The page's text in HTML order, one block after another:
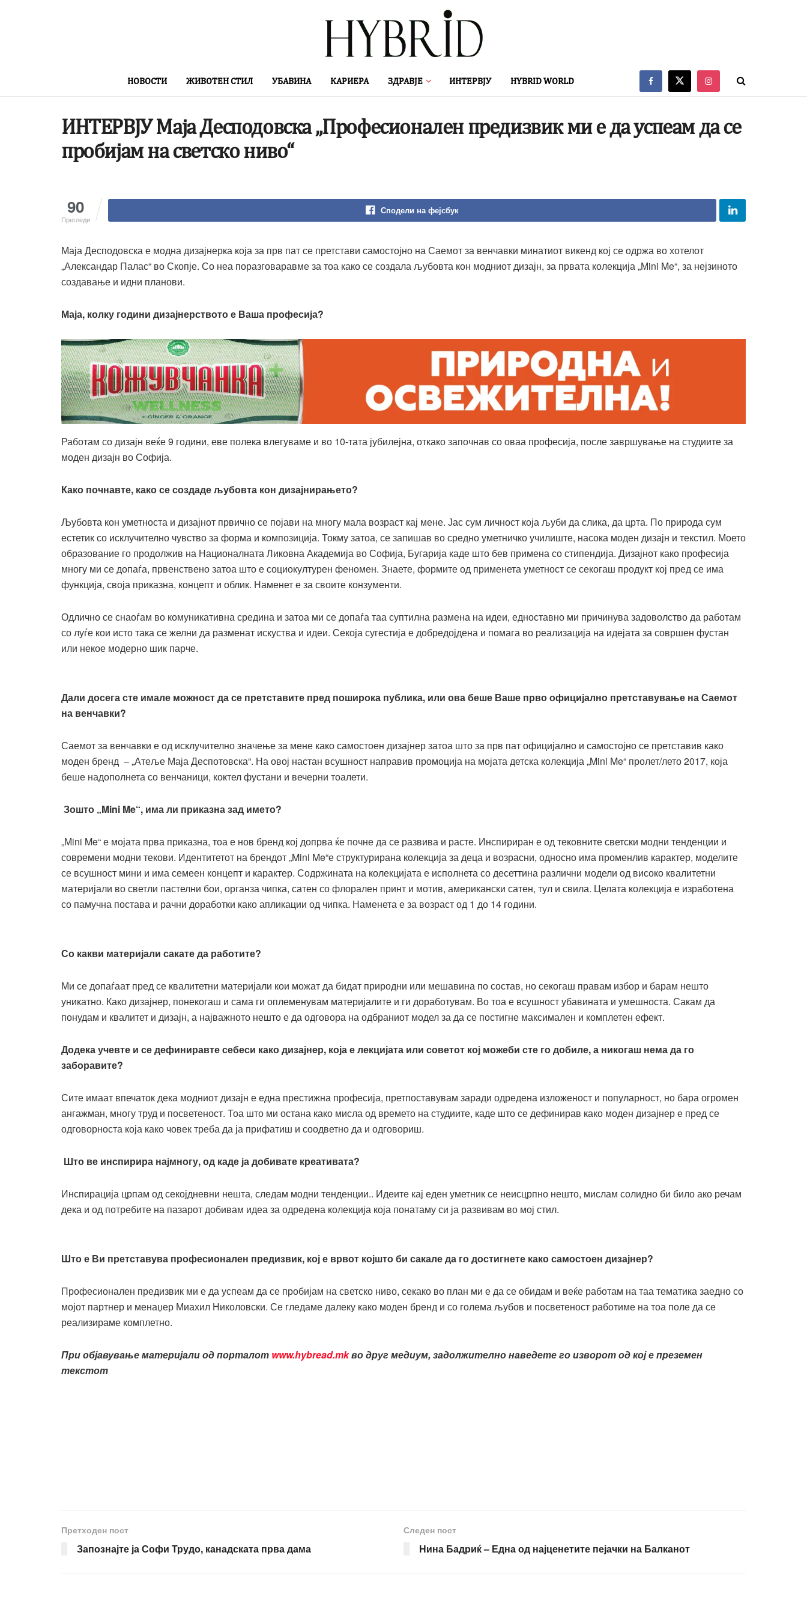
НОВОСТИ ЖИВОТЕН СТИЛ УБАВИНА КАРИЕРА ЗДРАВЈЕ ИНТЕРВЈУ HYBRID WORLD
ИНТЕРВЈУ Маја Десподовска „Професионален предизвик ми е да успеам да се
пробијам на светско ниво“
90
Прегледи
Сподели на фејсбук
Маја Десподовска е модна дизајнерка која за прв пат се претстави самостојно на Саемот за венчавки минатиот викенд кој се одржа во хотелот
„Александар Палас“ во Скопје. Со неа поразговаравме за тоа како се создала љубовта кон модниот дизајн, за првата колекција „Мini Me“, за нејзиното
создавање и идни планови.
Маја, колку години дизајнерството е Ваша професија?
Работам со дизајн веќе 9 години, еве полека влегуваме и во 10-тата јубилејна, откако започнав со оваа професија, после завршување на студиите за
моден дизајн во Софија.
Како почнавте, како се создаде љубовта кон дизајнирањето?
Љубовта кон уметноста и дизајнот првично се појави на многу мала возраст кај мене. Јас сум личност која љуби да слика, да црта. По природа сум
естетик со исклучително чувство за форма и композиција. Токму затоа, се запишав во средно уметничко училиште, насока моден дизајн и текстил. Моето
образование го продолжив на Националната Ликовна Академија во Софија, Бугарија каде што бев примена со стипендија. Дизајнот како професија
многу ми се допаѓа, првенствено затоа што е социокултурен феномен. Знаете, формите од применета уметност се секогаш продукт кој пред се има
функција, своја приказна, концепт и облик. Наменет е за своите конзументи.
Одлично се снаоѓам во комуникативна средина и затоа ми се допаѓа таа суптилна размена на идеи, едноставно ми причинува задоволство да работам
со луѓе кои исто така се желни да разменат искуства и идеи. Секоја сугестија е добредојдена и помага во реализација на идејата за совршен фустан
или некое модерно шик парче.
Дали досега сте имале можност да се претставите пред поширока публика, или ова беше Ваше прво официјално претставување на Саемот
на венчавки?
Саемот за венчавки е од исклучително значење за мене како самостоен дизајнер затоа што за прв пат официјално и самостојно се претставив како
моден бренд – „Атеље Маја Деспотовска“. На овој настан всушност направив промоција на мојата детска колекција „Mini Me“ пролет/лето 2017, која
беше надополнета со венчаници, коктел фустани и вечерни тоалети.
Зошто „Mini Me“, има ли приказна зад името?
„Мini Me“ е мојата прва приказна, тоа е нов бренд кој допрва ќе почне да се развива и расте. Инспириран е од тековните светски модни тенденции и
современи модни текови. Идентитетот на брендот „Mini Me“е структурирана колекција за деца и возрасни, односно има променлив карактер, моделите
се всушност мини и има семеен концепт и карактер. Содржината на колекцијата е исполнета со десеттина различни модели од високо квалитетни
материјали во светли пастелни бои, органза чипка, сатен со флорален принт и мотив, американски сатен, тул и свила. Целата колекција е изработена
со памучна постава и рачни доработки како апликации од чипка. Наменета е за возраст од 1 до 14 години.
Со какви материјали сакате да работите?
Ми се допаѓаат пред се квалитетни материјали кои можат да бидат природни или мешавина по состав, но секогаш правам избор и барам нешто
уникатно. Како дизајнер, понекогаш и сама ги оплеменувам материјалите и ги доработувам. Во тоа е всушност убавината и умешноста. Сакам да
понудам и квалитет и дизајн, а најважното нешто е да одговора на одбраниот модел за да се постигне максимален и комплетен ефект.
Додека учевте и се дефиниравте себеси како дизајнер, која е лекцијата или советот кој можеби сте го добиле, а никогаш нема да го
заборавите?
Сите имаат впечаток дека модниот дизајн е една престижна професија, претпоставувам заради одредена изложеност и популарност, но бара огромен
ангажман, многу труд и посветеност. Тоа што ми остана како мисла од времето на студиите, каде што се дефинирав како моден дизајнер е пред се
одговорноста која како човек треба да ја прифатиш и соодветно да и одговориш.
Што ве инспирира најмногу, од каде ја добивате креативата?
Инспирација црпам од секојдневни нешта, следам модни тенденции.. Идеите кај еден уметник се неисцрпно нешто, мислам солидно би било ако речам
дека и од потребите на пазарот добивам идеа за одредена колекција која понатаму си ја развивам во мој стил.
Што е Ви претставува професионален предизвик, кој е врвот којшто би сакале да го достигнете како самостоен дизајнер?
Професионален предизвик ми е да успеам да се пробијам на светско ниво, секако во план ми е да се обидам и веќе работам на таа тематика заедно со
мојот партнер и менаџер Миахил Николовски. Се гледаме далеку како моден бренд и со голема љубов и посветеност работиме на тоа поле да се
реализираме комплетно.
При објавување материјали од порталот www.hybread.mkво друг медиум, задолжително наведете го изворот од кој е преземен
текстот
Претходен пост
Запознајте ја Софи Трудо, канадската прва дама
Следен пост
Нина Бадриќ – Една од најценетите пејачки на Балканот